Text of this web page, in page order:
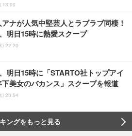
13:00
ナが人気中堅芸人とラブラブ同棲！
明日15時に熱愛スクープ
) 22:20
明日15時に「STARTO社トップアイ
下美女のバカンス」スクープを報道
) 20:54
ングをもっと見る